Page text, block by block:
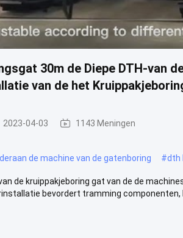
30m de Diepe DTH-van
van de het
2023-04-03 1143 Meningen
de machine van de gatenboring #dth
de kruippakjeboring gat van de de
bevordert tramming componenten,